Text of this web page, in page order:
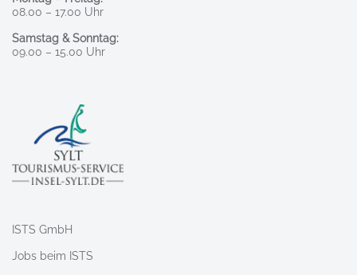
08.00 – 17.00 Uhr
Samstag & Sonntag:
09.00 – 15.00 Uhr
ISTS GmbH
Jobs beim ISTS